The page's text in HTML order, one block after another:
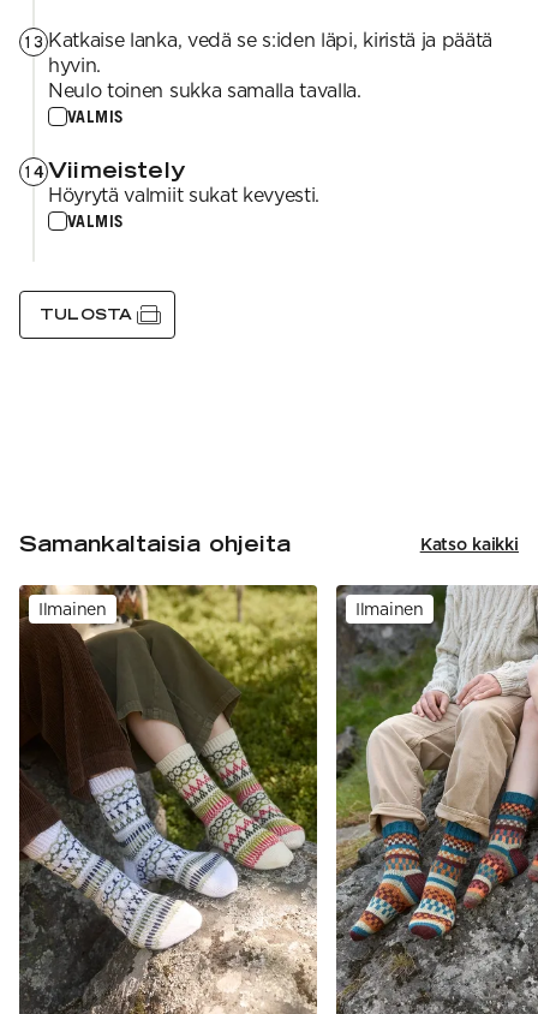
13 Katkaise lanka, vedä se s:iden läpi, kiristä ja päätä
hyvin.
Neulo toinen sukka samalla tavalla.
VALMIS
14 Viimeistely
Höyrytä valmiit sukat kevyesti.
VALMIS
TULOSTA
Samankaltaisia ohjeita Katso kaikki
Ilmainen Ilmainen